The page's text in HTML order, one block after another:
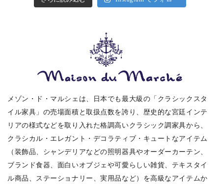
メゾン・ド・マルシェは、日本でも最大級の「クラシックスタ
イル家具」の売場面積と取扱点数を誇り、歴史的な宮廷インテ
リアの様式などを取り入れた格調高いクラシック調家具から、
クラシカル・エレガント・デコラティブ・キュートなアイテム
（装飾品、シャンデリアなどの照明器具やオーダーカーテン、
ブランド食器、面白いオブジェや可愛らしい雑貨、テキスタイ
ル商品、ステーショナリー、実用品など）を高級なアイテムか